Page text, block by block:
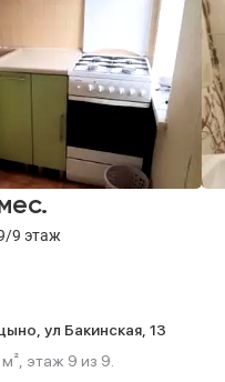
9 этаж
ул Бакинская, 13
этаж 9 из 9.